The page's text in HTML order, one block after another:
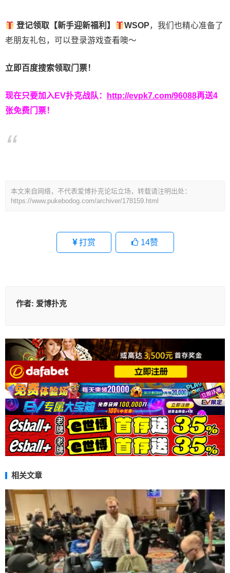
登记领取【新手迎新福利】 WSOP，我们也精心准备了
老朋友礼包，可以登录游戏查看噢～
立即百度搜索领取门票！
现在只要加入EV扑克战队： http://evpk7.com/96088再送4
张免费门票！
本文来自网络，不代表爱博扑克论坛立场，转载请注明出处：
https://www.pukebodog.com/archiver/178159.html
打赏 14赞
作者: 爱博扑克
相关文章